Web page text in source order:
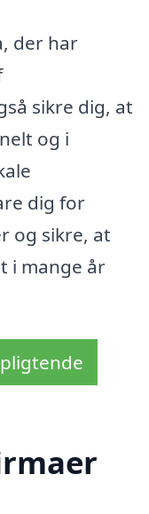
der har
sikre dig, at
og i
dig for
og sikre, at
i mange år